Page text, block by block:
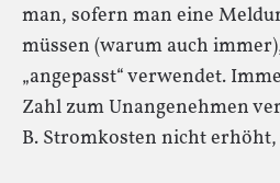
man, sofern man eine
müssen (warum auch
„angepasst“ verwendet.
Zahl zum Unangenehmen
B. Stromkosten nicht